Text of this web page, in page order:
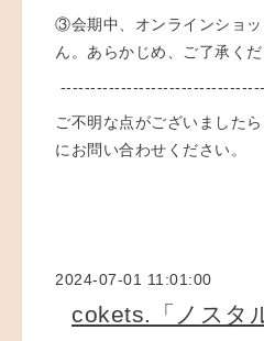
③会期中、オンラインショ
ん。あらかじめ、ご了承くだ
ご不明な点がございました
にお問い合わせください。
2024-07-01 11:01:00
cokets.「ノスタ